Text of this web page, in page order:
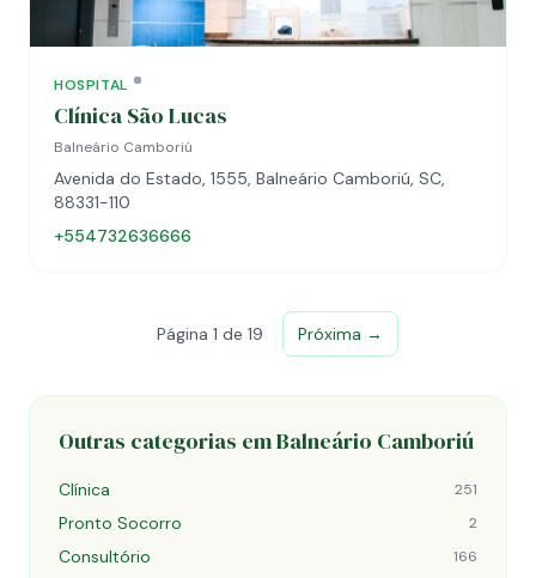
HOSPITAL
Clínica São Lucas
Balneário Camboriú
Avenida do Estado, 1555, Balneário Camboriú, SC,
88331-110
+554732636666
Página 1 de 19 Próxima →
Outras categorias em Balneário Camboriú
Clínica 251
Pronto Socorro 2
Consultório 166